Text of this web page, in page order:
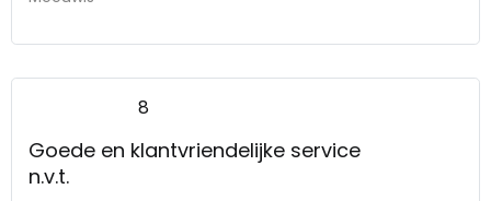
8
Goede en klantvriendelijke service
n.v.t.